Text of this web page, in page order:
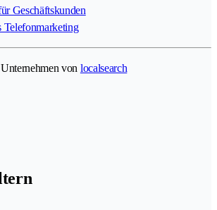
Geschäftskunden
Telefonmarketing
von localsearch